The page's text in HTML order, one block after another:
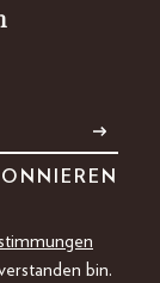
bin.